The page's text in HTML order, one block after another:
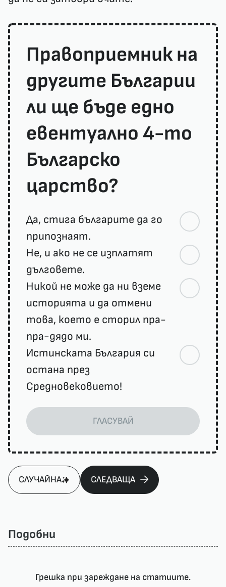
Правоприемник на
другите Българии
ли ще бъде едно
евентуално 4-то
Българско
царство?
Да, стига българите да го
припознаят.
Не, и ако не се изплатят
дълговете.
Никой не може да ни вземе
историята и да отмени
това, което е сторил пра-
пра-дядо ми.
Истинската България си
остана през
Средновековието!
ГЛАСУВАЙ
СЛУЧАЙНА СЛЕДВАЩА
Подобни
Грешка при зареждане на статиите.